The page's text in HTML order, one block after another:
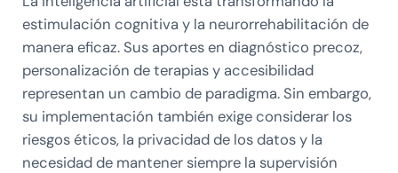
estimulación cognitiva y la neurorrehabilitación de
manera eficaz. Sus aportes en diagnóstico precoz,
personalización de terapias y accesibilidad
representan un cambio de paradigma. Sin embargo,
su implementación también exige considerar los
riesgos éticos, la privacidad de los datos y la
necesidad de mantener siempre la supervisión